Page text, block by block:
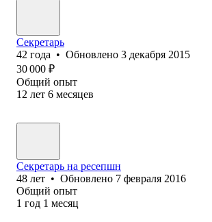
Секретарь
42 года • Обновлено 3 декабря 2015
30 000 ₽
Общий опыт
12 лет 6 месяцев
Секретарь на ресепшн
48 лет • Обновлено 7 февраля 2016
Общий опыт
1 год 1 месяц